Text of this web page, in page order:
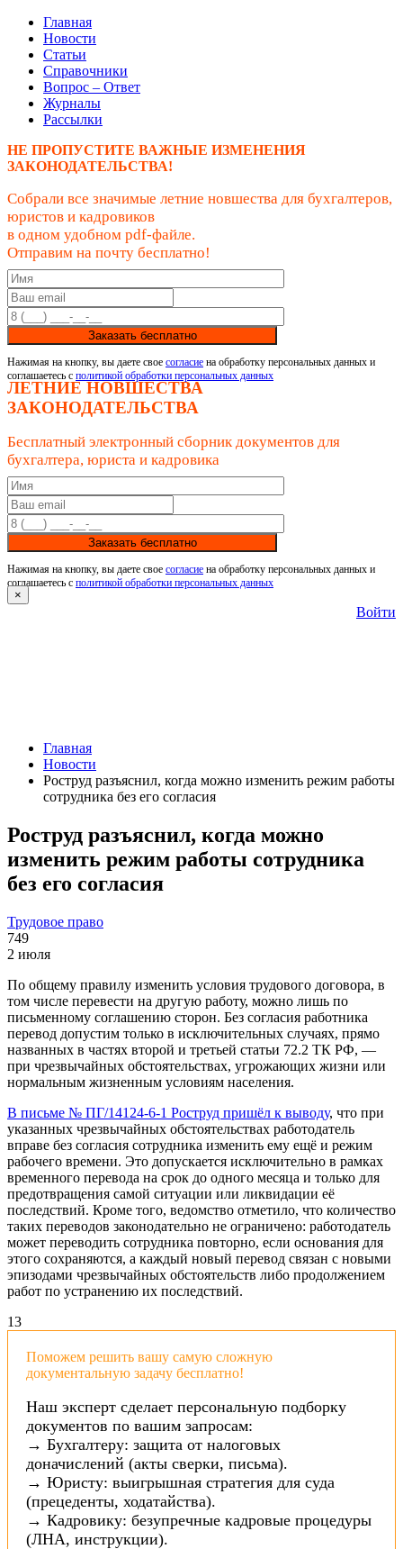
Главная
Новости
Статьи
Справочники
Вопрос – Ответ
Журналы
Рассылки
НЕ ПРОПУСТИТЕ ВАЖНЫЕ ИЗМЕНЕНИЯ
ЗАКОНОДАТЕЛЬСТВА!
Собрали все значимые летние новшества для бухгалтеров,
юристов и кадровиков
в одном удобном pdf-файле.
Отправим на почту бесплатно!
Заказать бесплатно
Нажимая на кнопку, вы даете свое согласие на обработку персональных данных и
соглашаетесь с политикой обработки персональных данных
ЛЕТНИЕ НОВШЕСТВА
ЗАКОНОДАТЕЛЬСТВА
Бесплатный электронный сборник документов для
бухгалтера, юриста и кадровика
Заказать бесплатно
Нажимая на кнопку, вы даете свое согласие на обработку персональных данных и
соглашаетесь с политикой обработки персональных данных
×
Войти
Главная
Новости
Роструд разъяснил, когда можно изменить режим работы
сотрудника без его согласия
Роструд разъяснил, когда можно
изменить режим работы сотрудника
без его согласия
Трудовое право
749
2 июля
По общему правилу изменить условия трудового договора, в
том числе перевести на другую работу, можно лишь по
письменному соглашению сторон. Без согласия работника
перевод допустим только в исключительных случаях, прямо
названных в частях второй и третьей статьи 72.2 ТК РФ, —
при чрезвычайных обстоятельствах, угрожающих жизни или
нормальным жизненным условиям населения.
В письме № ПГ/14124-6-1 Роструд пришёл к выводу, что при
указанных чрезвычайных обстоятельствах работодатель
вправе без согласия сотрудника изменить ему ещё и режим
рабочего времени. Это допускается исключительно в рамках
временного перевода на срок до одного месяца и только для
предотвращения самой ситуации или ликвидации её
последствий. Кроме того, ведомство отметило, что количество
таких переводов законодательно не ограничено: работодатель
может переводить сотрудника повторно, если основания для
этого сохраняются, а каждый новый перевод связан с новыми
эпизодами чрезвычайных обстоятельств либо продолжением
работ по устранению их последствий.
13
Поможем решить вашу самую сложную
документальную задачу бесплатно!
Наш эксперт сделает персональную подборку
документов по вашим запросам:
→ Бухгалтеру: защита от налоговых
доначислений (акты сверки, письма).
→ Юристу: выигрышная стратегия для суда
(прецеденты, ходатайства).
→ Кадровику: безупречные кадровые процедуры
(ЛНА, инструкции).